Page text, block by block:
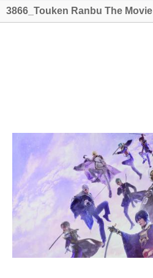
3866_Touken Ranbu The Movie